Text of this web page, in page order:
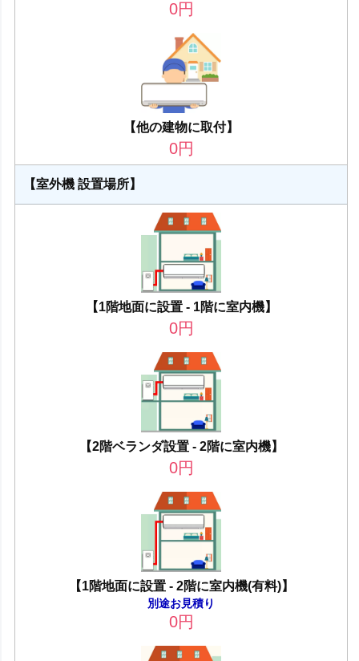
0円
【他の建物に取付】
0円
【室外機 設置場所】
【1階地面に設置 - 1階に室内機】
0円
【2階ベランダ設置 - 2階に室内機】
0円
【1階地面に設置 - 2階に室内機(有料)】
別途お見積り
0円